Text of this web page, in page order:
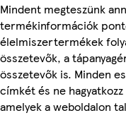
Mindent megteszünk
termékinformációk
élelmiszertermékek
összetevők, a
összetevők is. Minden
címkét és ne
amelyek a weboldalon